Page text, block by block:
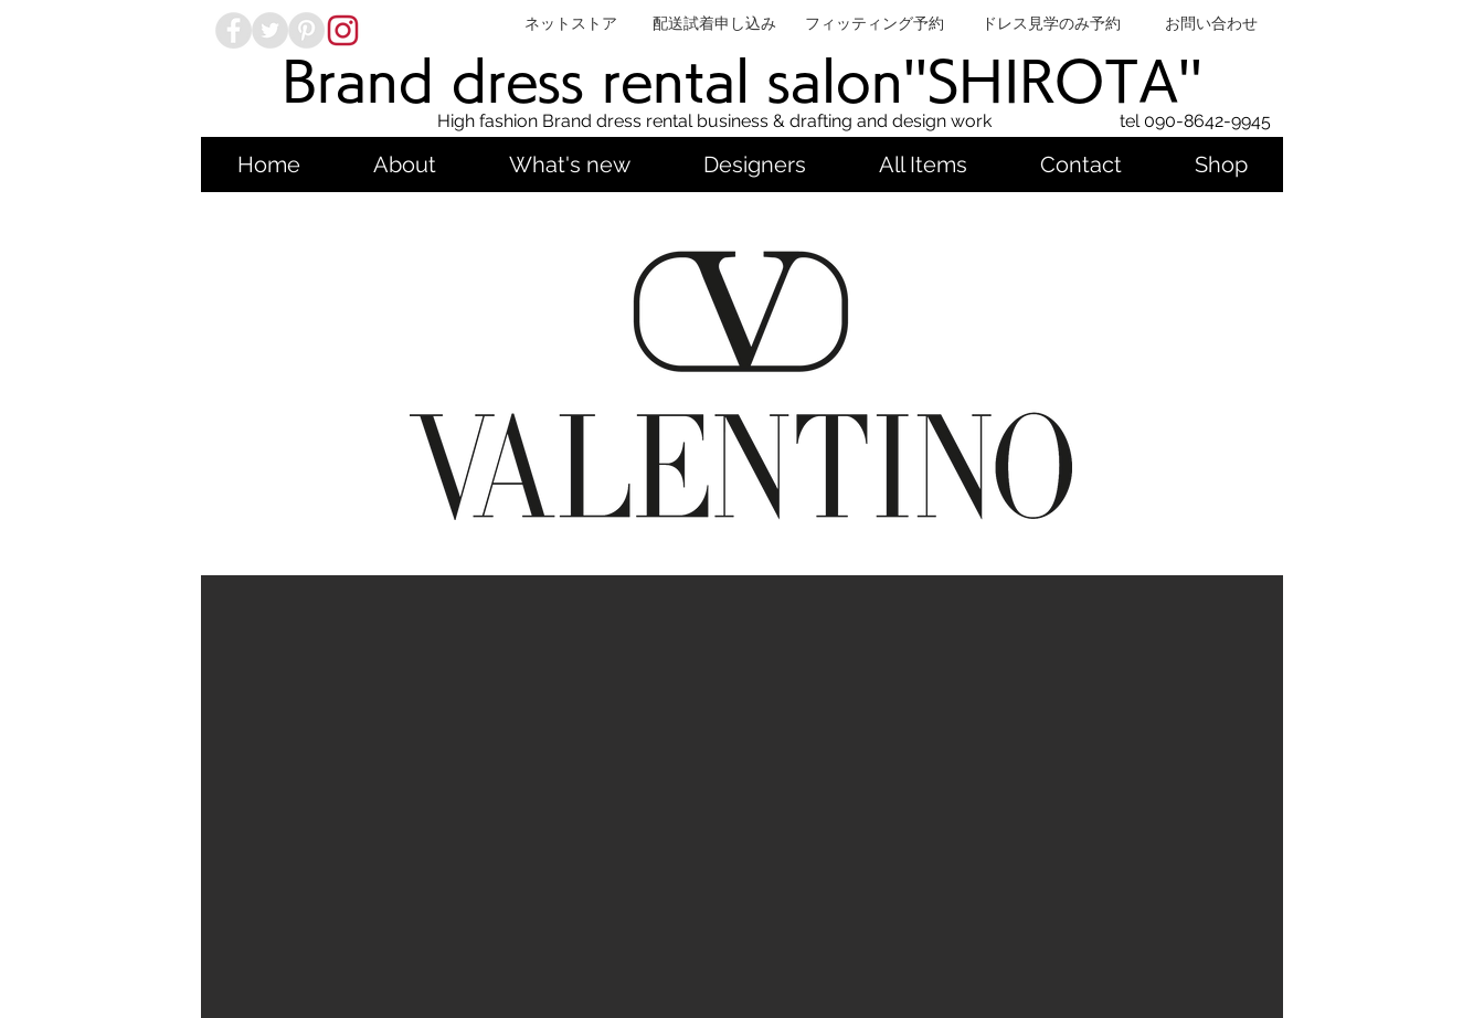
ネットストア 配送試着申し込み フィッティング予約 ドレス見学のみ予約 お問い合わせ
Brand dress rental salon''SHIROTA''
High fashion Brand dress rental business & drafting and design work tel 090-8642-9945
Home About What's new Designers All Items Contact Shop